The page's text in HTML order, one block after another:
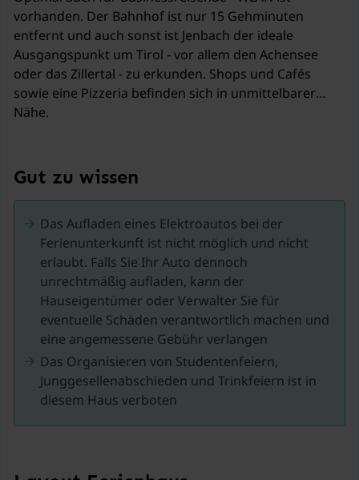
vorhanden. Der Bahnhof ist nur 15 Gehminuten
entfernt und auch sonst ist Jenbach der ideale
Ausgangspunkt um Tirol - vor allem den Achensee
oder das Zillertal - zu erkunden. Shops und Cafés
sowie eine Pizzeria befinden sich in unmittelbarer
Nähe.
unvergessliche Urlaubserlebnisse in den Tiroler Alpen.
Der charmante Ort liegt zwischen dem berühmten
Achensee und dem beliebten Zillertal und verbindet
zentrale Lage mit beeindruckender Natur. Von hier aus
erreichen Besucher in kurzer Zeit zahlreiche
Ausflugsziele, Wandergebiete und Skigebiete. Ob
entspannter Urlaub am Achensee,
abwechslungsreiche Wanderungen in den Tiroler
Bergen oder Wintersport im Zillertal – Jenbach bietet
zu jeder Jahreszeit vielfältige Möglichkeiten.
Besonders bekannt ist Jenbach auch als
Verkehrsknotenpunkt für historische Bahnen: die
Gut zu wissen
Das Aufladen eines Elektroautos bei der
Ferienunterkunft ist nicht möglich und nicht
erlaubt. Falls Sie Ihr Auto dennoch
unrechtmäßig aufladen, kann der
Hauseigentümer oder Verwalter Sie für
eventuelle Schäden verantwortlich machen und
eine angemessene Gebühr verlangen
Das Organisieren von Studentenfeiern,
Junggesellenabschieden und Trinkfeiern ist in
diesem Haus verboten